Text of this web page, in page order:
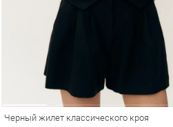
Черный жилет классического кроя